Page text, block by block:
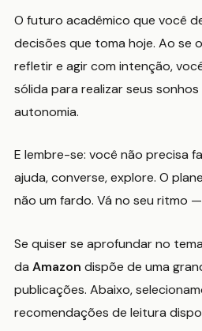
O futuro acadêmico que você
decisões que toma hoje. Ao se
refletir e agir com intenção,
sólida para realizar seus
autonomia.
E lembre-se: você não precisa
ajuda, converse, explore. O
não um fardo. Vá no seu ritmo
Se quiser se aprofundar no
da Amazon dispõe de uma
publicações. Abaixo,
recomendações de leitura